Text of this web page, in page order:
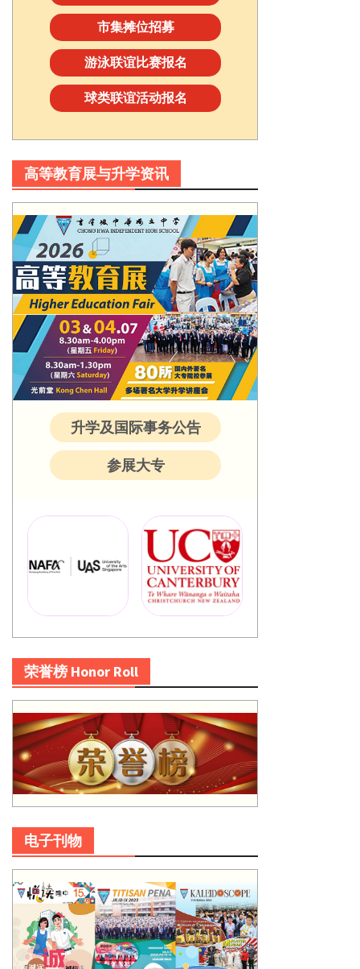
市集摊位招募
游泳联谊比赛报名
球类联谊活动报名
高等教育展与升学资讯
升学及国际事务公告
参展大专
荣誉榜 Honor Roll
电子刊物